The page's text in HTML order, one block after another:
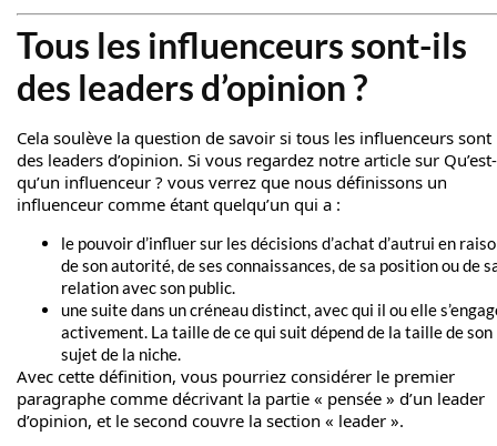
Tous les influenceurs sont-ils
des leaders d’opinion ?
Cela soulève la question de savoir si tous les influenceurs sont
des leaders d’opinion. Si vous regardez notre article sur
qu’un influenceur ? vous verrez que nous définissons un
influenceur comme étant quelqu’un qui a :
le pouvoir d’influer sur les décisions d’achat d’autrui en
de son autorité, de ses connaissances, de sa position ou de
relation avec son public.
une suite dans un créneau distinct, avec qui il ou elle
activement. La taille de ce qui suit dépend de la taille de son
sujet de la niche.
Avec cette définition, vous pourriez considérer le premier
paragraphe comme décrivant la partie « pensée » d’un leader
d’opinion, et le second couvre la section « leader ».